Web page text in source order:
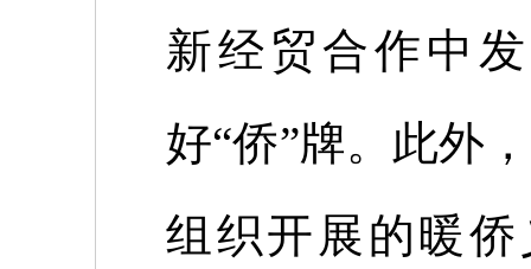
新经贸合作中
好“侨”牌。此外
组织开展的暖